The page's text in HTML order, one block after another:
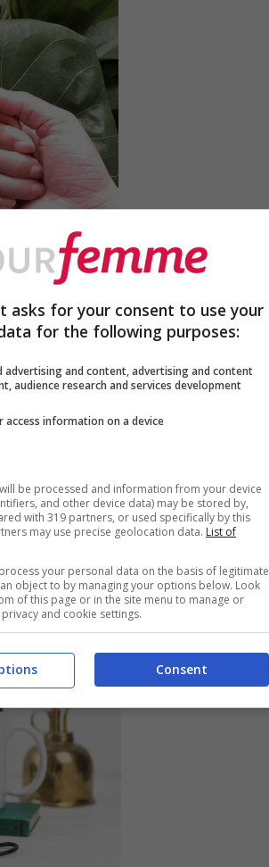
per il regno vegetale
utilizzata come vaso
asks for your consent to use your
for the following purposes:
advertising and content, advertising and content
audience research and services development
access information on a device
be processed and information from your device
and other device data) may be stored by,
with 319 partners, or used specifically by this
may use precise geolocation data. List of
your personal data on the basis of legitimate
object to by managing your options below. Look
of this page or in the site menu to manage or
and cookie settings.
Consent